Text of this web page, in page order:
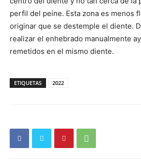
perfil del peine. Esta zona es menos
originar que se destemple el diente.
realizar el enhebrado manualmente
remetidos en el mismo diente.
ETIQUETAS 2022